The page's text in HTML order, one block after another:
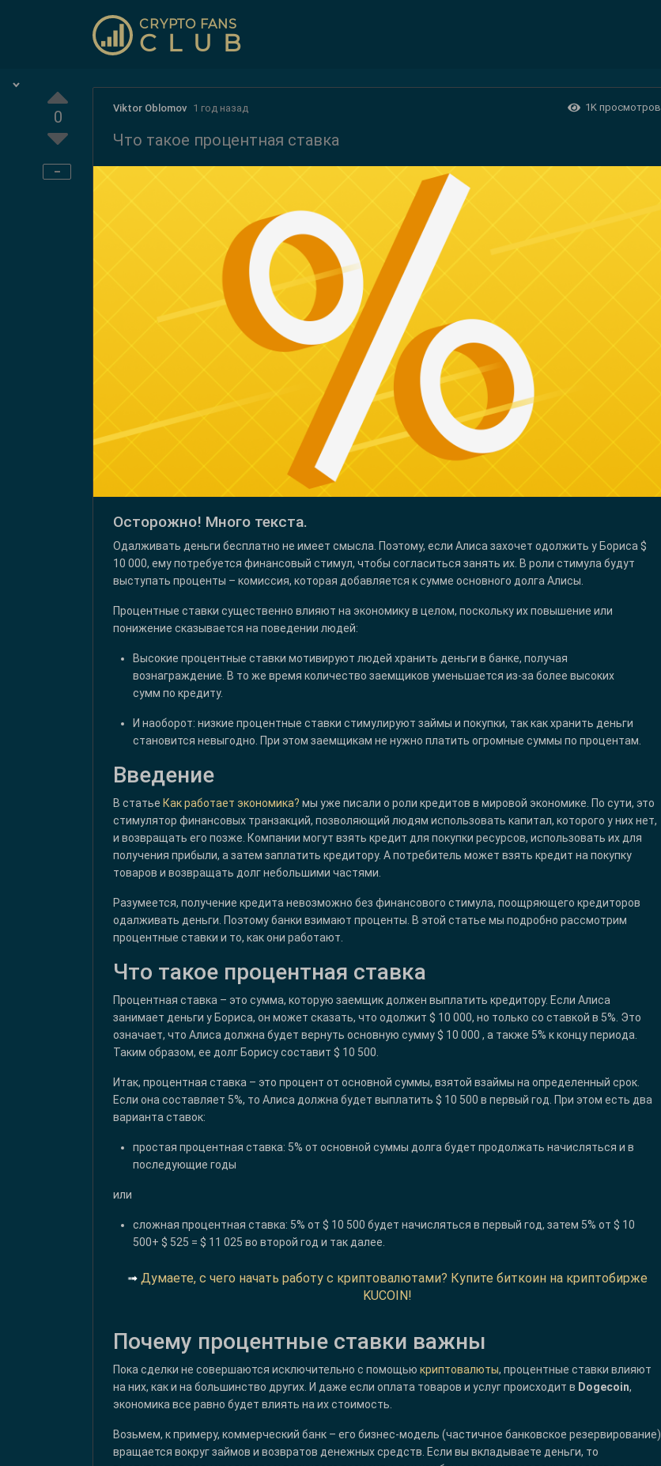
CRYPTO FANS
CLUB
0 Viktor Oblomov 1 год назад 1K просмотров
Что такое процентная ставка
Осторожно! Много текста.
Одалживать деньги бесплатно не имеет смысла. Поэтому, если Алиса захочет одолжить у Бориса $
10 000, ему потребуется финансовый стимул, чтобы согласиться занять их. В роли стимула будут
выступать проценты – комиссия, которая добавляется к сумме основного долга Алисы.
Процентные ставки существенно влияют на экономику в целом, поскольку их повышение или
понижение сказывается на поведении людей:
Высокие процентные ставки мотивируют людей хранить деньги в банке, получая
вознаграждение. В то же время количество заемщиков уменьшается из-за более высоких
сумм по кредиту.
И наоборот: низкие процентные ставки стимулируют займы и покупки, так как хранить деньги
становится невыгодно. При этом заемщикам не нужно платить огромные суммы по процентам.
Введение
В статье Как работает экономика? мы уже писали о роли кредитов в мировой экономике. По сути, это
стимулятор финансовых транзакций, позволяющий людям использовать капитал, которого у них нет,
и возвращать его позже. Компании могут взять кредит для покупки ресурсов, использовать их для
получения прибыли, а затем заплатить кредитору. А потребитель может взять кредит на покупку
товаров и возвращать долг небольшими частями.
Разумеется, получение кредита невозможно без финансового стимула, поощряющего кредиторов
одалживать деньги. Поэтому банки взимают проценты. В этой статье мы подробно рассмотрим
процентные ставки и то, как они работают.
Что такое процентная ставка
Процентная ставка – это сумма, которую заемщик должен выплатить кредитору. Если Алиса
занимает деньги у Бориса, он может сказать, что одолжит $ 10 000, но только со ставкой в 5%. Это
означает, что Алиса должна будет вернуть основную сумму $ 10 000 , а также 5% к концу периода.
Таким образом, ее долг Борису составит $ 10 500.
Итак, процентная ставка – это процент от основной суммы, взятой взаймы на определенный срок.
Если она составляет 5%, то Алиса должна будет выплатить $ 10 500 в первый год. При этом есть два
варианта ставок:
простая процентная ставка: 5% от основной суммы долга будет продолжать начисляться и в
последующие годы
или
сложная процентная ставка: 5% от $ 10 500 будет начисляться в первый год, затем 5% от $ 10
500+ $ 525 = $ 11 025 во второй год и так далее.
➟ Думаете, с чего начать работу с криптовалютами? Купите биткоин на криптобирже
KUCOIN!
Почему процентные ставки важны
Пока сделки не совершаются исключительно с помощью криптовалюты, процентные ставки влияют
на них, как и на большинство других. И даже если оплата товаров и услуг происходит в Dogecoin,
экономика все равно будет влиять на их стоимость.
Возьмем, к примеру, коммерческий банк – его бизнес-модель (частичное банковское резервирование)
вращается вокруг займов и возвратов денежных средств. Если вы вкладываете деньги, то